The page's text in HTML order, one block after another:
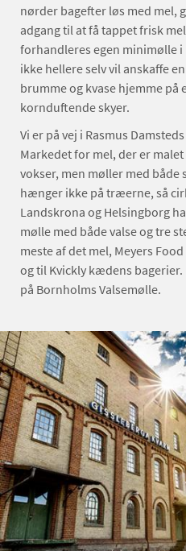
nørder bagefter løs med mel,
adgang til at få tappet frisk
forhandleres egen minimølle
ikke hellere selv vil anskaffe
brumme og kvase hjemme
kornduftende skyer.
Vi er på vej i Rasmus
Markedet for mel, der er
vokser, men møller med
hænger ikke på træerne, så
Landskrona og Helsingborg
mølle med både valse og tre
meste af det mel, Meyers
og til Kvickly kædens
på Bornholms Valsemølle.